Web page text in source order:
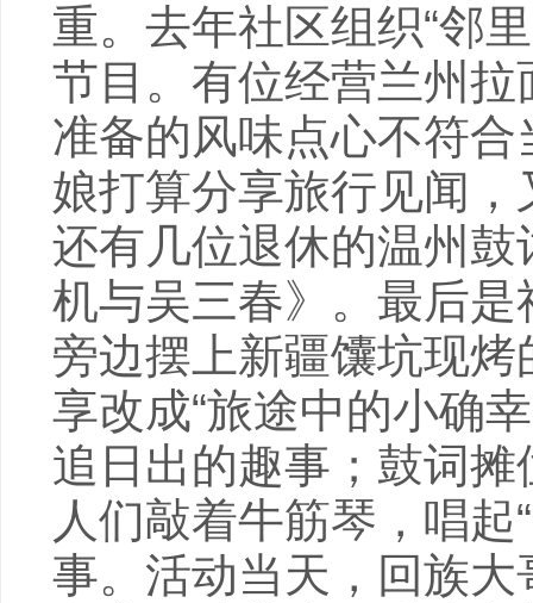
重。去年社区组织“邻
节目。有位经营兰州
准备的风味点心不符
娘打算分享旅行见闻
还有几位退休的温州
机与吴三春》。最后
旁边摆上新疆馕坑现
享改成“旅途中的小确
追日出的趣事；鼓词
人们敲着牛筋琴，唱
事。活动当天，回族